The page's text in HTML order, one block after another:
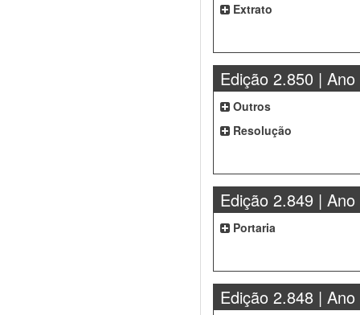
Extrato
Edição 2.850 | Ano
Outros
Resolução
Edição 2.849 | Ano
Portaria
Edição 2.848 | Ano